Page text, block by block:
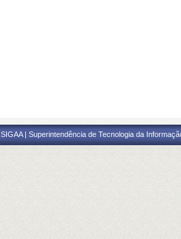
SIGAA | Superintendência de Tecnologia da